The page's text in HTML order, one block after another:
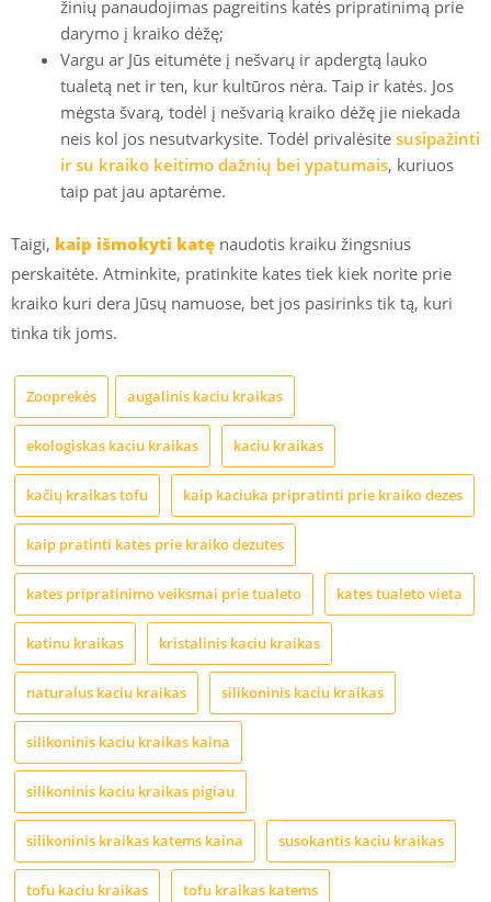
žinių panaudojimas pagreitins katės pripratinimą prie
darymo į kraiko dėžę;
Vargu ar Jūs eitumėte į nešvarų ir apdergtą lauko
tualetą net ir ten, kur kultūros nėra. Taip ir katės. Jos
mėgsta švarą, todėl į nešvarią kraiko dėžę jie niekada
neis kol jos nesutvarkysite. Todėl privalėsite susipažinti
ir su kraiko keitimo dažnių bei ypatumais, kuriuos
taip pat jau aptarėme.
Taigi, kaip išmokyti katę naudotis kraiku žingsnius
perskaitėte. Atminkite, pratinkite kates tiek kiek norite prie
kraiko kuri dera Jūsų namuose, bet jos pasirinks tik tą, kuri
tinka tik joms.
Zooprekės augalinis kaciu kraikas
ekologiskas kaciu kraikas kaciu kraikas
kačių kraikas tofu kaip kaciuka pripratinti prie kraiko dezes
kaip pratinti kates prie kraiko dezutes
kates pripratinimo veiksmai prie tualeto kates tualeto vieta
katinu kraikas kristalinis kaciu kraikas
naturalus kaciu kraikas silikoninis kaciu kraikas
silikoninis kaciu kraikas kaina
silikoninis kaciu kraikas pigiau
silikoninis kraikas katems kaina susokantis kaciu kraikas
tofu kaciu kraikas tofu kraikas katems